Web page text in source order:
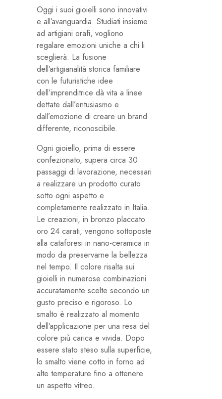
Oggi i suoi gioielli sono innovativi
e all’avanguardia. Studiati insieme
ad artigiani orafi, vogliono
regalare emozioni uniche a chi li
sceglierà. La fusione
dell’artigianalità storica familiare
con le futuristiche idee
dell’imprenditrice dà vita a linee
dettate dall’entusiasmo e
dall’emozione di creare un brand
differente, riconoscibile.
Ogni gioiello, prima di essere
confezionato, supera circa 30
passaggi di lavorazione, necessari
a realizzare un prodotto curato
sotto ogni aspetto e
completamente realizzato in Italia.
Le creazioni, in bronzo placcato
oro 24 carati, vengono sottoposte
alla cataforesi in nano-ceramica in
modo da preservarne la bellezza
nel tempo. Il colore risalta sui
gioielli in numerose combinazioni
accuratamente scelte secondo un
gusto preciso e rigoroso. Lo
smalto è realizzato al momento
dell’applicazione per una resa del
colore più carica e vivida. Dopo
essere stato steso sulla superficie,
lo smalto viene cotto in forno ad
alte temperature fino a ottenere
un aspetto vitreo.